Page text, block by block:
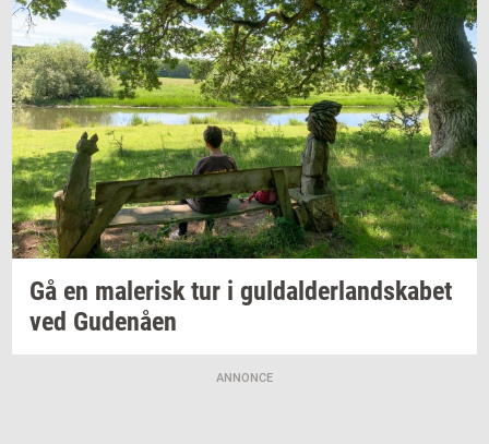
Gå en ma­le­risktur i gul­dal­der­land­ska­bet
ved Gu­denå­en
ANNONCE